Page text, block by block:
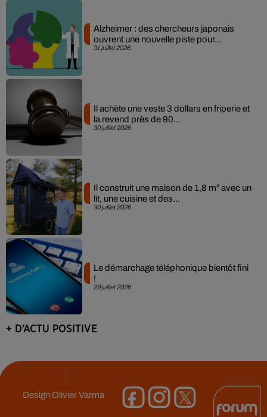
31 juillet 2026
Alzheimer : des chercheurs japonais
ouvrent une nouvelle piste pour...
30 juillet 2026
Il achète une veste 3 dollars en friperie et
la revend près de 90...
30 juillet 2026
Il construit une maison de 1,8 m² avec un
lit, une cuisine et des...
29 juillet 2026
Le démarchage téléphonique bientôt fini
!
+ D’ACTU POSITIVE
DesignOlivier Varma